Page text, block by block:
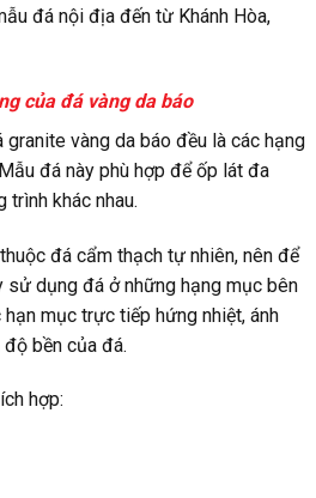
đá nội địa đến từ Khánh Hòa,
của đá vàng da báo
vàng da báo đều là các hạng
đá này phù hợp để ốp lát đa
trình khác nhau.
đá cẩm thạch tự nhiên, nên để
dụng đá ở những hạng mục bên
mục trực tiếp hứng nhiệt, ánh
bền của đá.
hợp: